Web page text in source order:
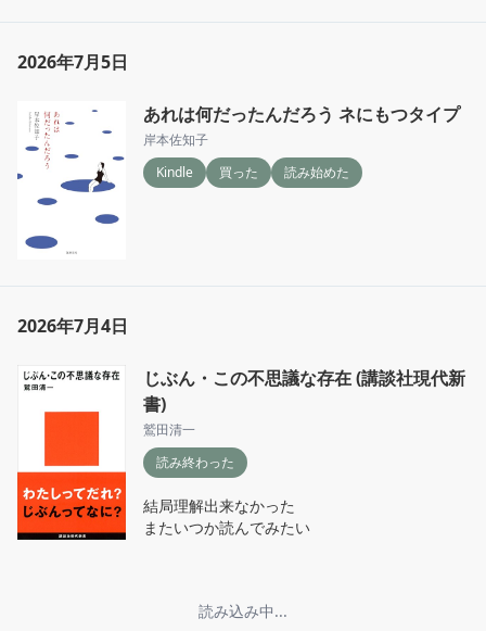
2026年7月5日
あれは何だったんだろう ネにもつタイプ
岸本佐知子
Kindle
買った 読み始めた
2026年7月4日
じぶん・この不思議な存在 (講談社現代新
書)
鷲田清一
読み終わった
結局理解出来なかった
またいつか読んでみたい
読み込み中...